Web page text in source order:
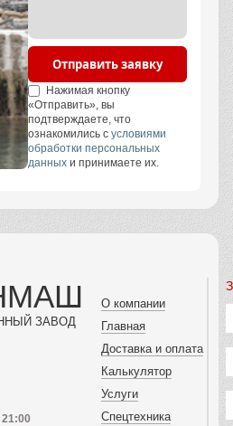
Отправить заявку
Нажимая кнопку
«Отправить», вы
подтверждаете, что
ознакомились с условиями
обработки персональных
данных и принимаете их.
ЗАВОД
О компании
Главная
Доставка и оплата
Калькулятор
Услуги
Спецтехника